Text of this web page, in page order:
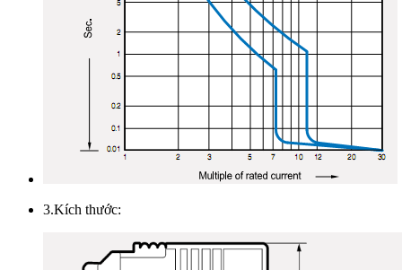
3.Kích thước: